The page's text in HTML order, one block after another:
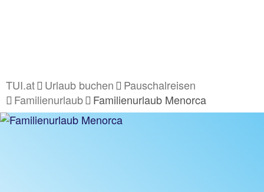
TUI.at Urlaub buchen
Pauschalreisen
Familienurlaub
Familienurlaub Menorca